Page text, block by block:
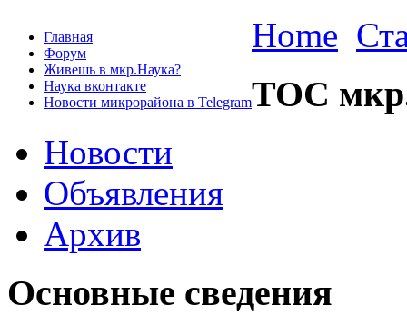
Главная
Форум
Живешь в мкр.Наука?
Наука вконтакте
Новости микрорайона в Telegram
Home
ТОС
Новости
Объявления
Архив
Основные сведения